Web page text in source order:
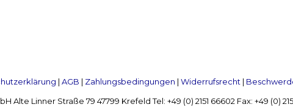
| AGB | Zahlungsbedingungen | Widerrufsrecht |
Alte Linner Straße 79 47799 Krefeld Tel: +49 (0) 2151 66602 Fax: +49 (0)